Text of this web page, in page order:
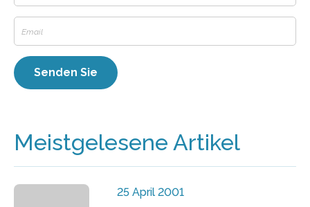
Meistgelesene Artikel
25 April 2001